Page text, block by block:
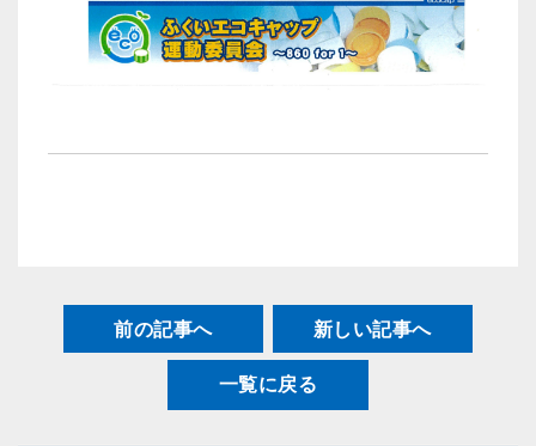
前の記事へ 新しい記事へ
一覧に戻る